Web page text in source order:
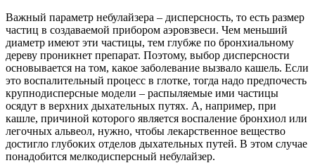
Важный параметр небулайзера – дисперсность, то есть размер
частиц в создаваемой прибором аэровзвеси. Чем меньший
диаметр имеют эти частицы, тем глубже по бронхиальному
дереву проникнет препарат. Поэтому, выбор дисперсности
основывается на том, какое заболевание вызвало кашель. Если
это воспалительный процесс в глотке, тогда надо предпочесть
крупнодисперсные модели – распыляемые ими частицы
осядут в верхних дыхательных путях. А, например, при
кашле, причиной которого является воспаление бронхиол или
легочных альвеол, нужно, чтобы лекарственное вещество
достигло глубоких отделов дыхательных путей. В этом случае
понадобится мелкодисперсный небулайзер.